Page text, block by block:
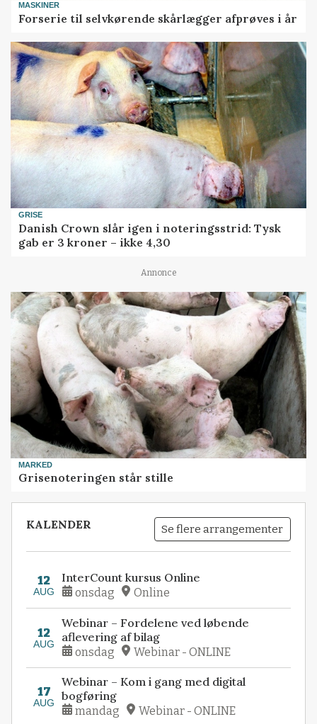
MASKINER
Forserie til selvkørende skårlægger afprøves i år
GRISE
Danish Crown slår igen i noteringsstrid: Tysk
gab er 3 kroner – ikke 4,30
Annonce
MARKED
Grisenoteringen står stille
KALENDER Se flere arrangementer
12
AUG
InterCount kursus Online
onsdag Online
12
AUG
Webinar – Fordelene ved løbende
aflevering af bilag
onsdag Webinar - ONLINE
17
AUG
Webinar – Kom i gang med digital
bogføring
mandag Webinar - ONLINE